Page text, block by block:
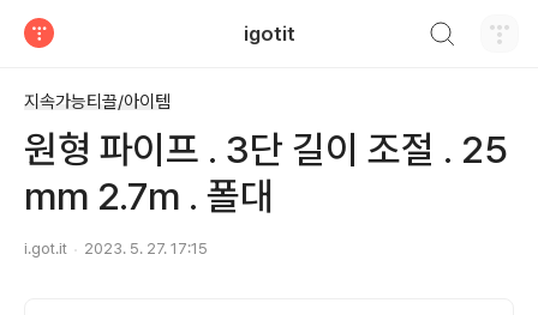
igotit
지속가능티끌/아이템
원형 파이프 . 3단 길이 조절 . 25
mm 2.7m . 폴대
i.got.it 2023. 5. 27. 17:15